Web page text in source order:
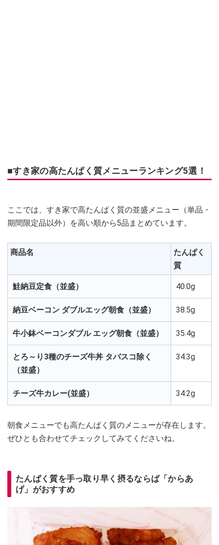
■すき家の高たんぱく質メニューランキング5選！
ここでは、すき家で高たんぱく質の並盛メニュー（単品・
期間限定品以外）を高い順から5品まとめています。
商品名
たんぱく
質
鮭納豆定食（並盛） 40.0g
納豆ベーコン ダブルエッグ朝食（並盛） 38.5g
牛小鉢ベーコンダブル エッグ朝食（並盛） 35.4g
とろ～り3種のチーズ牛丼 タバスコ除く
（並盛）
34.3g
チーズ牛カレー(並盛） 34.2g
朝食メニューでも高たんぱく質のメニューが存在します。
ぜひとも合わせてチェックしてみてくださいね。
たんぱく質を手っ取り早く摂るならば「からあ
げ」がおすすめ